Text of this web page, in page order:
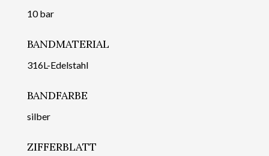
10 bar
BANDMATERIAL
316L-Edelstahl
BANDFARBE
silber
ZIFFERBLATT